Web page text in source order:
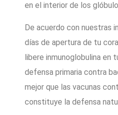
en el interior de los
De acuerdo con nuestras
días de apertura de tu
libere inmunoglobulina en
defensa primaria contra
mejor que las vacunas
constituye la defensa